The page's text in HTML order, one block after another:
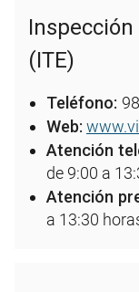
(ITE)
Teléfono:
Web:
Atención
de 9:00 a
Atención
a 13:30